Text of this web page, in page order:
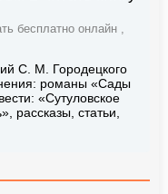
бесплатно онлайн ,
С. М. Городецкого
романы «Сады
«Сутуловское
рассказы, статьи,